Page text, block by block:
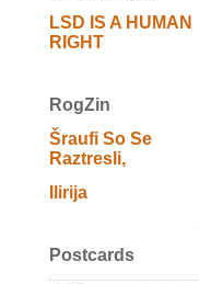
LSD IS A HUMAN
RIGHT
RogZin
Šraufi So Se
Raztresli,
Ilirija
Postcards